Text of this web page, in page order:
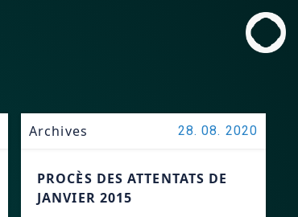
Archives 28. 08. 2020
PROCÈS DES ATTENTATS DE
JANVIER 2015